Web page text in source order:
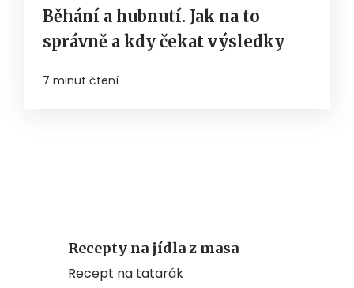
Běhání a hubnutí. Jak na to
správně a kdy čekat výsledky
7 minut čtení
Recepty na jídla z masa
Recept na tatarák